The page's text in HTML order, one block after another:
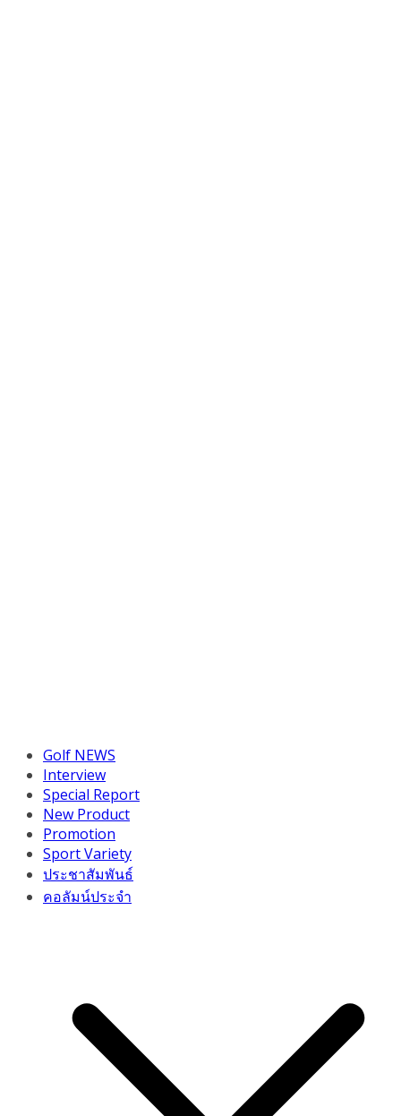
Golf NEWS
Interview
Special Report
New Product
Promotion
Sport Variety
ประชาสัมพันธ์
คอลัมน์ประจำ